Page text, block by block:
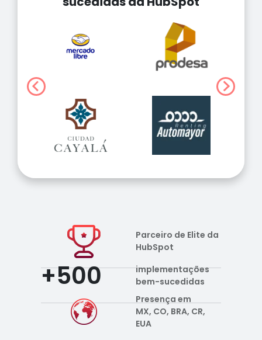
Parceiro de Elite da
HubSpot
+500
implementações
bem-sucedidas
Presença em
MX, CO, BRA, CR,
EUA